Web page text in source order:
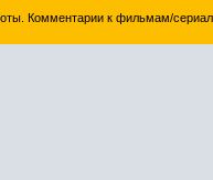
Комментарии к фильмам/